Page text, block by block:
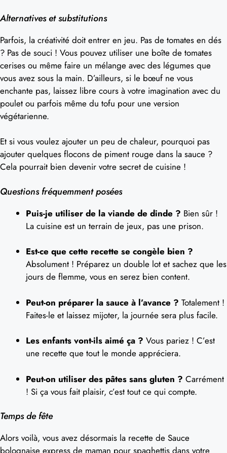
Alternatives et substitutions
Parfois, la créativité doit entrer en jeu. Pas de tomates en dés
? Pas de souci ! Vous pouvez utiliser une boîte de tomates
cerises ou même faire un mélange avec des légumes que
vous avez sous la main. D’ailleurs, si le bœuf ne vous
enchante pas, laissez libre cours à votre imagination avec du
poulet ou parfois même du tofu pour une version
végétarienne.
Et si vous voulez ajouter un peu de chaleur, pourquoi pas
ajouter quelques flocons de piment rouge dans la sauce ?
Cela pourrait bien devenir votre secret de cuisine !
Questions fréquemment posées
Puis-je utiliser de la viande de dinde ? Bien sûr !
La cuisine est un terrain de jeux, pas une prison.
Est-ce que cette recette se congèle bien ?
Absolument ! Préparez un double lot et sachez que les
jours de flemme, vous en serez bien content.
Peut-on préparer la sauce à l’avance ? Totalement !
Faites-le et laissez mijoter, la journée sera plus facile.
Les enfants vont-ils aimé ça ? Vous pariez ! C’est
une recette que tout le monde appréciera.
Peut-on utiliser des pâtes sans gluten ? Carrément
! Si ça vous fait plaisir, c’est tout ce qui compte.
Temps de fête
Alors voilà, vous avez désormais la recette de Sauce
bolognaise express de maman pour spaghettis dans votre